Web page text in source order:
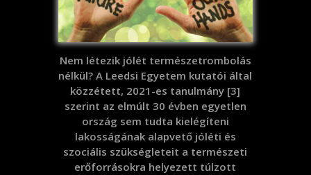
Nem létezik jólét természetrombolás
nélkül? A Leedsi Egyetem kutatói által
közzétett, 2021-es tanulmány [3]
szerint az elmúlt 30 évben egyetlen
ország sem tudta kielégíteni
lakosságának alapvető jóléti és
szociális szükségleteit a természeti
erőforrásokra helyezett túlzott